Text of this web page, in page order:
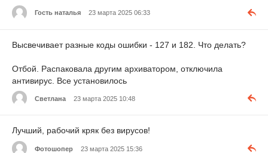
Гость наталья 23 марта 2025 06:33
Высвечивает разные коды ошибки - 127 и 182. Что делать?
Отбой. Распаковала другим архиватором, отключила
антивирус. Все установилось
Светлана 23 марта 2025 10:48
Лучший, рабочий кряк без вирусов!
Фотошопер 23 марта 2025 15:36